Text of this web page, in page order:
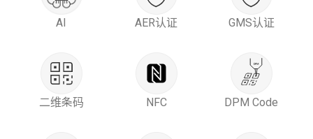
AI AER认证 GMS认证
二维条码 NFC DPM Code